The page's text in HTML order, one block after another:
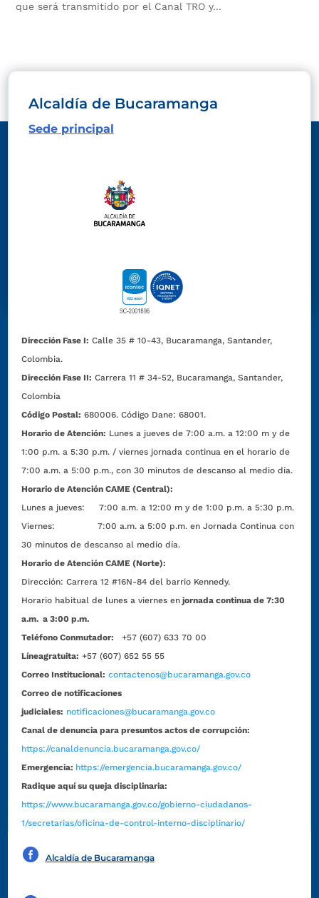
que será transmitido por el Canal TRO y...
Alcaldía de Bucaramanga
Sede principal
Dirección Fase I: Calle 35 # 10-43, Bucaramanga, Santander,
Colombia.
Dirección Fase II: Carrera 11 # 34-52, Bucaramanga, Santander,
Colombia
Código Postal: 680006. Código Dane: 68001.
Horario de Atención: Lunes a jueves de 7:00 a.m. a 12:00 m y de
1:00 p.m. a 5:30 p.m. / viernes jornada continua en el horario de
7:00 a.m. a 5:00 p.m., con 30 minutos de descanso al medio día.
Horario de Atención CAME (Central):
Lunes a jueves: 7:00 a.m. a 12:00 m y de 1:00 p.m. a 5:30 p.m.
Viernes: 7:00 a.m. a 5:00 p.m. en Jornada Continua con
30 minutos de descanso al medio día.
Horario de Atención CAME (Norte):
Dirección:Carrera 12 #16N-84 del barrio Kennedy.
Horario habitual de lunes a viernes en jornada continua de 7:30
a.m. a 3:00 p.m.
Teléfono Conmutador:
+57 (607) 633 70 00
Líneagratuita: +57 (607) 652 55 55
Correo Institucional: contactenos@bucaramanga.gov.co
Correo de notificaciones
judiciales: notificaciones@bucaramanga.gov.co
Canal de denuncia para presuntos actos de corrupción:
https://canaldenuncia.bucaramanga.gov.co/
Emergencia: https://emergencia.bucaramanga.gov.co/
Radique aquí su queja disciplinaria:
https://www.bucaramanga.gov.co/gobierno-ciudadanos-
1/secretarias/oficina-de-control-interno-disciplinario/
Alcaldía de Bucaramanga